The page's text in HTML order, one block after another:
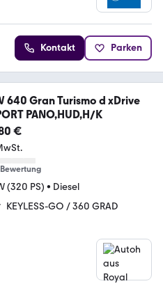
Kontakt Parken
640 Gran Turismo d xDrive
PANO,HUD,H/K
€
(320 PS) • Diesel
KEYLESS-GO / 360 GRAD